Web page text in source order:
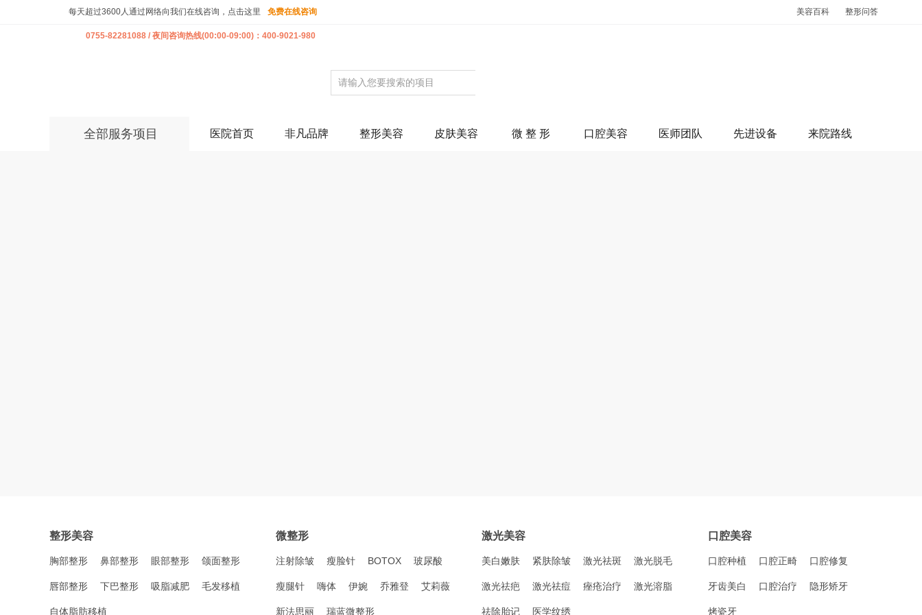
每天超过3600人通过网络向我们在线咨询，点击这里 免费在线咨询
0755-82281088 / 夜间咨询热线(00:00-09:00)：400-9021-980
美容百科 整形问答
全部服务项目 医院首页 非凡品牌 整形美容 皮肤美容 微 整 形 口腔美容 医师团队 先进设备 来院路线
整形美容
胸部整形 鼻部整形 眼部整形 颌面整形
唇部整形 下巴整形 吸脂减肥 毛发移植
自体脂肪移植
微整形
注射除皱 瘦脸针 BOTOX 玻尿酸
瘦腿针 嗨体 伊婉 乔雅登 艾莉薇
新法思丽 瑞蓝微整形
激光美容
美白嫩肤 紧肤除皱 激光祛斑 激光脱毛
激光祛疤 激光祛痘 痤疮治疗 激光溶脂
祛除胎记 医学纹绣
口腔美容
口腔种植 口腔正畸 口腔修复
牙齿美白 口腔治疗 隐形矫牙
烤瓷牙